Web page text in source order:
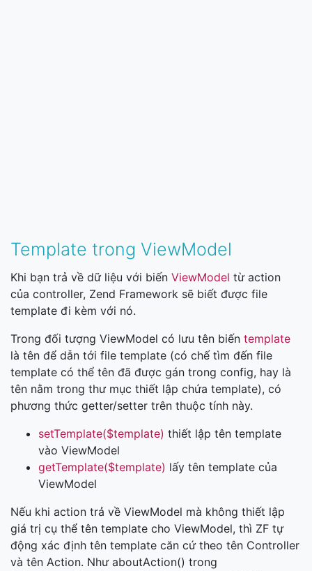
Template trong ViewModel
Khi bạn trả về dữ liệu với biến ViewModel từ action
của controller, Zend Framework sẽ biết được file
template đi kèm với nó.
Trong đối tượng ViewModel có lưu tên biến template
là tên để dẫn tới file template (có chế tìm đến file
template có thể tên đã được gán trong config, hay là
tên nằm trong thư mục thiết lập chứa template), có
phương thức getter/setter trên thuộc tính này.
setTemplate($template) thiết lập tên template
vào ViewModel
getTemplate($template) lấy tên template của
ViewModel
Nếu khi action trả về ViewModel mà không thiết lập
giá trị cụ thể tên template cho ViewModel, thì ZF tự
động xác định tên template căn cứ theo tên Controller
và tên Action. Như aboutAction() trong